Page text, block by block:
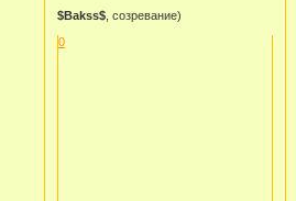
$Bakss$, созревание)
0